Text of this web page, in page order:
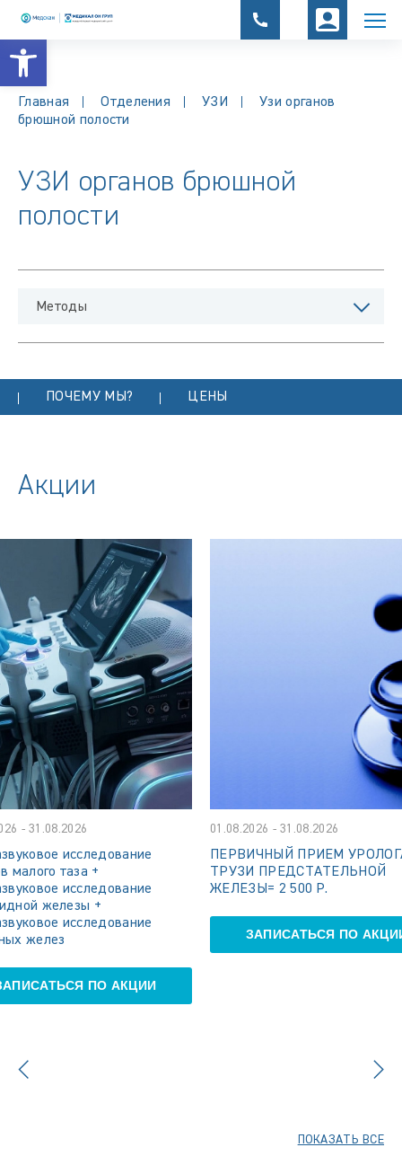
Открыть панель инструментов
Главная Отделения УЗИ
Узи органов
брюшной полости
УЗИ органов брюшной
полости
Методы
ПОЧЕМУ МЫ? ЦЕНЫ
Акции
- 31.08.2026
исследование
малого таза +
исследование
железы +
исследование
желез
ПО АКЦИИ
01.08.2026 - 31.08.2026
ПЕРВИЧНЫЙ ПРИЕМ
ТРУЗИ ПРЕДСТАТЕЛЬНОЙ
ЖЕЛЕЗЫ= 2 500 Р.
ЗАПИСАТЬСЯ ПО
ПОКАЗАТЬ ВСЕ